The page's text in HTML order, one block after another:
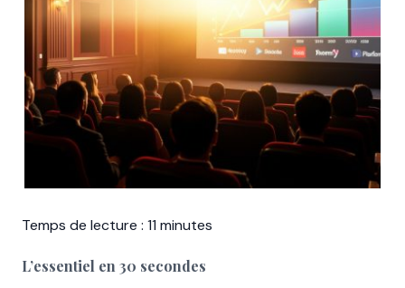
Temps de lecture : 11 minutes
L’essentiel en 30 secondes